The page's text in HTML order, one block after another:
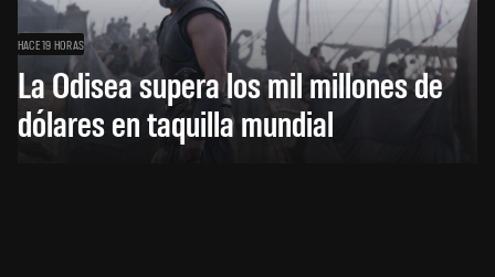
HACE 19 HORAS
La Odisea supera los mil millones de
dólares en taquilla mundial